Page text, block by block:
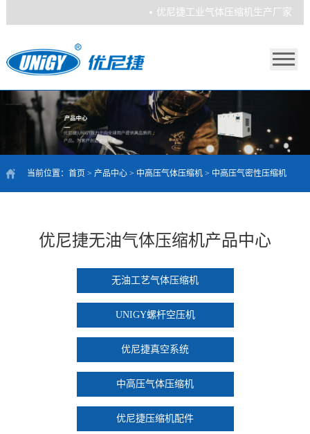
优尼捷工业气体压缩机生产厂家
当前位置： 首页 > 产品中心> 中高压气体压缩机> 中高压气密性压缩机
优尼捷无油气体压缩机产品中心
无油工艺气体压缩机
UNIGY螺杆空压机
优尼捷真空系统
中高压气体压缩机
优尼捷压缩机配件